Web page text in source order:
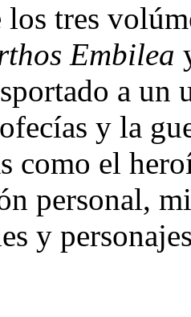
los tres
Embilea
a un
y la
como el
personal,
y